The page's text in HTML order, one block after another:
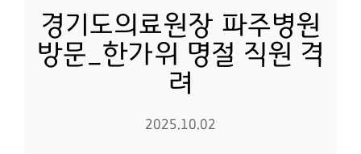
경기도의료원장 파주병원
방문_한가위 명절 직원 격
려
2025.10.02